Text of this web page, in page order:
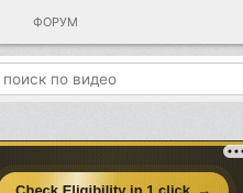
ФОРУМ